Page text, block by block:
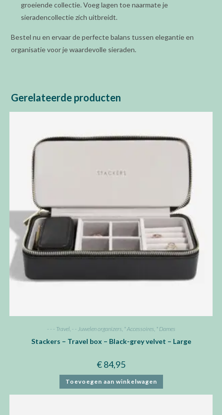
groeiende collectie. Voeg lagen toe naarmate je
sieradencollectie zich uitbreidt.
Bestel nu en ervaar de perfecte balans tussen elegantie en
organisatie voor je waardevolle sieraden.
Gerelateerde producten
- - - Travel - - Juwelen organizers * Accessoires * Dames
Stackers – Travel box – Black-grey velvet – Large
€84,95
Toevoegen aan winkelwagen